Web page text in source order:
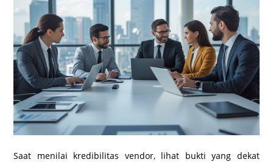
Saat menilai kredibilitas vendor, lihat bukti yang dekat